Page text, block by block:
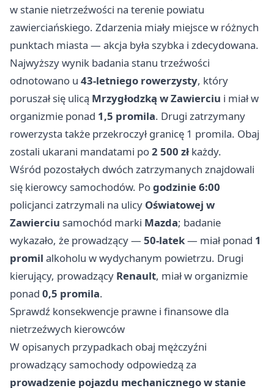
w stanie nietrzeźwości na terenie powiatu
zawierciańskiego. Zdarzenia miały miejsce w różnych
punktach miasta — akcja była szybka i zdecydowana.
Najwyższy wynik badania stanu trzeźwości
odnotowano u 43‑letniego rowerzysty, który
poruszał się ulicą Mrzygłodzką w Zawierciu i miał w
organizmie ponad 1,5 promila. Drugi zatrzymany
rowerzysta także przekroczył granicę 1 promila. Obaj
zostali ukarani mandatami po2 500 zł każdy.
Wśród pozostałych dwóch zatrzymanych znajdowali
się kierowcy samochodów. Pogodzinie 6:00
policjanci zatrzymali na ulicy Oświatowej w
Zawierciu samochód marki Mazda; badanie
wykazało, że prowadzący — 50‑latek— miał ponad 1
promil alkoholu w wydychanym powietrzu. Drugi
kierujący, prowadzący Renault, miał w organizmie
ponad 0,5 promila.
Sprawdź konsekwencje prawne i finansowe dla
nietrzeźwych kierowców
W opisanych przypadkach obaj mężczyźni
prowadzący samochody odpowiedzą za
prowadzenie pojazdu mechanicznego w stanie